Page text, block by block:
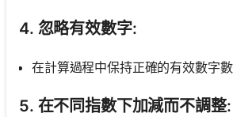
4. 忽略有效數字:
在計算過程中保持正確的有效數字數
5. 在不同指數下加減而不調整: